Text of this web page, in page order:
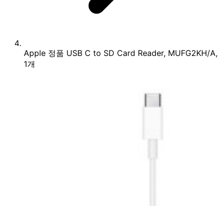
Apple 정품 USB C to SD Card Reader, MUFG2KH/A,
1개